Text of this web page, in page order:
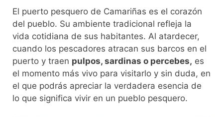
El puerto pesquero de Camariñas es el corazón
del pueblo. Su ambiente tradicional refleja la
vida cotidiana de sus habitantes. Al atardecer,
cuando los pescadores atracan sus barcos en el
puerto y traen pulpos, sardinas o percebes, es
el momento más vivo para visitarlo y sin duda, en
el que podrás apreciar la verdadera esencia de
lo que significa vivir en un pueblo pesquero.